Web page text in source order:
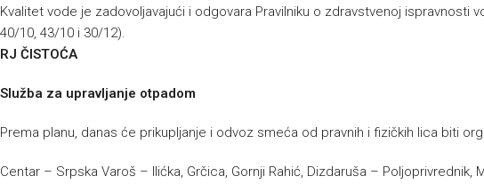
Kvalitet vode je zadovoljavajući i odgovara Pravilniku o zdravstvenoj ispravnosti
40/10, 43/10 i 30/12).
RJ ČISTOĆA
Služba za upravljanje otpadom
Prema planu, danas će prikupljanje i odvoz smeća od pravnih i fizičkih lica biti
Centar – Srpska Varoš – Ilićka, Grčica, Gornji Rahić, Dizdaruša – Poljoprivrednik,